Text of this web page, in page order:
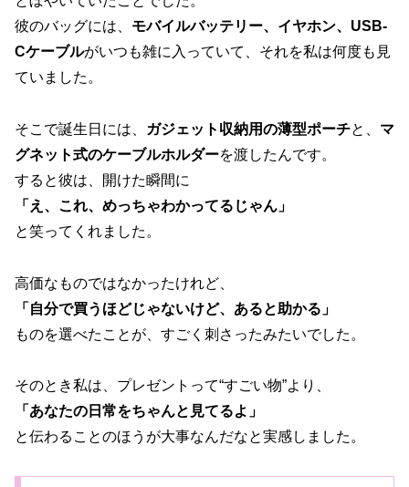
彼のバッグには、 モバイルバッテリー、イヤホン、USB-
Cケーブルがいつも雑に入っていて、それを私は何度も見
ていました。
そこで誕生日には、 ガジェット収納用の薄型ポーチと、 マ
グネット式のケーブルホルダーを渡したんです。
すると彼は、開けた瞬間に
「え、これ、めっちゃわかってるじゃん」
と笑ってくれました。
高価なものではなかったけれど、
「自分で買うほどじゃないけど、あると助かる」
ものを選べたことが、すごく刺さったみたいでした。
そのとき私は、プレゼントって“すごい物”より、
「あなたの日常をちゃんと見てるよ」
と伝わることのほうが大事なんだなと実感しました。